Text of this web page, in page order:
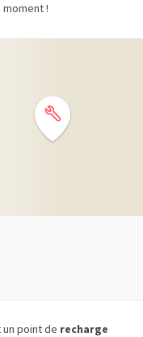
!
un point de recharge